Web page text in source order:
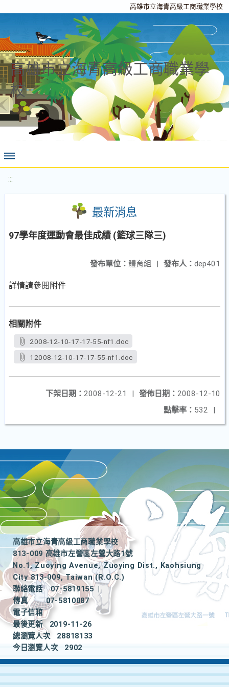
高雄市立海青高級工商職業學校
高雄市立海青高級工商職業學
校
:::
最新消息
97學年度運動會最佳成績 (籃球三隊三)
發布人： dep401
發布單位： 體育組 |
詳情請參閱附件
相關附件
2008-12-10-17-17-55-nf1.doc
12008-12-10-17-17-55-nf1.doc
發佈日期： 2008-12-10
下架日期： 2008-12-21
|
點擊率： 532 |
高雄市立海青高級工商職業學校
813-009 高雄市左營區左營大路1號
No.1, Zuoying Avenue, Zuoying Dist., Kaohsiung
City 813-009, Taiwan (R.O.C.)
聯絡電話
07-5819155
|
傳真
07-5810087
電子信箱
最後更新
2019-11-26
總瀏覽人次
28818133
今日瀏覽人次
2902